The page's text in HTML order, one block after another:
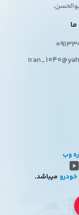
ما
وب
خودرو میباشد.